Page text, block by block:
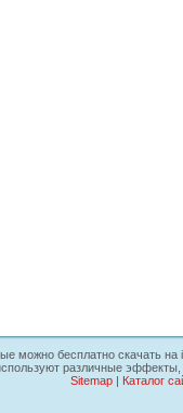
можно бесплатно скачать
различные эффекты,
Sitemap| Каталог